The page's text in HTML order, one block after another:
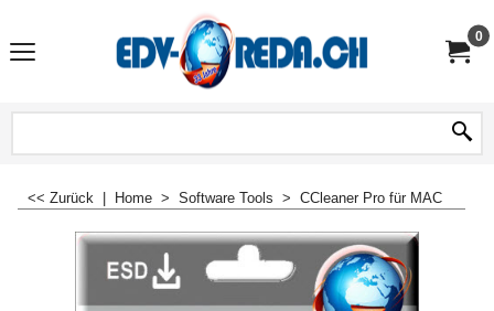
0
<< Zurück Home > Software Tools > CCleaner Pro für MAC